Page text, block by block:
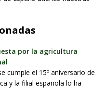
por la agricultura
cumple el 15º aniversario de
y la filial española lo ha